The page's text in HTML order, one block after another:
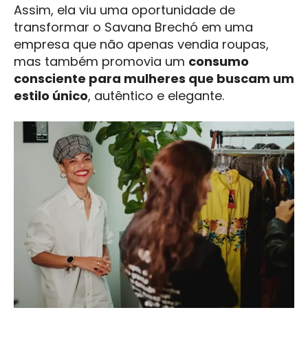
Assim, ela viu uma oportunidade de
transformar o Savana Brechó em uma
empresa que não apenas vendia roupas,
mas também promovia um consumo
consciente para mulheres que buscam um
estilo único, autêntico e elegante.